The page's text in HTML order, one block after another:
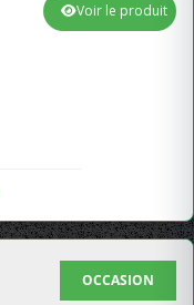
Voir le produit
OCCASION